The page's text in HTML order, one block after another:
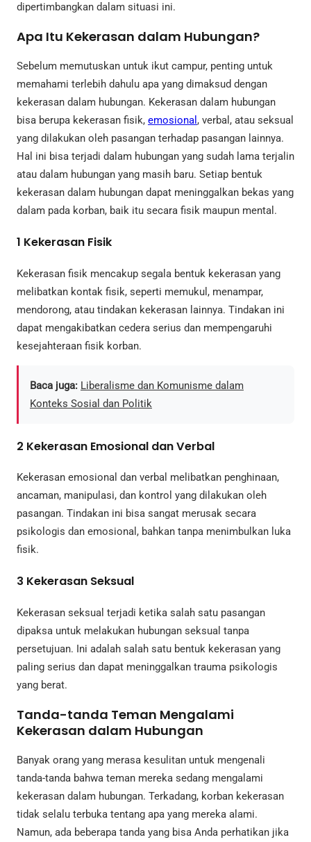
dipertimbangkan dalam situasi ini.
Apa Itu Kekerasan dalam Hubungan?
Sebelum memutuskan untuk ikut campur, penting untuk
memahami terlebih dahulu apa yang dimaksud dengan
kekerasan dalam hubungan. Kekerasan dalam hubungan
bisa berupa kekerasan fisik, emosional , verbal, atau seksual
yang dilakukan oleh pasangan terhadap pasangan lainnya.
Hal ini bisa terjadi dalam hubungan yang sudah lama terjalin
atau dalam hubungan yang masih baru. Setiap bentuk
kekerasan dalam hubungan dapat meninggalkan bekas yang
dalam pada korban, baik itu secara fisik maupun mental.
1 Kekerasan Fisik
Kekerasan fisik mencakup segala bentuk kekerasan yang
melibatkan kontak fisik, seperti memukul, menampar,
mendorong, atau tindakan kekerasan lainnya. Tindakan ini
dapat mengakibatkan cedera serius dan mempengaruhi
kesejahteraan fisik korban.
Baca juga: Liberalisme dan Komunisme dalam
Konteks Sosial dan Politik
2 Kekerasan Emosional dan Verbal
Kekerasan emosional dan verbal melibatkan penghinaan,
ancaman, manipulasi, dan kontrol yang dilakukan oleh
pasangan. Tindakan ini bisa sangat merusak secara
psikologis dan emosional, bahkan tanpa menimbulkan luka
fisik.
3 Kekerasan Seksual
Kekerasan seksual terjadi ketika salah satu pasangan
dipaksa untuk melakukan hubungan seksual tanpa
persetujuan. Ini adalah salah satu bentuk kekerasan yang
paling serius dan dapat meninggalkan trauma psikologis
yang berat.
Tanda-tanda Teman Mengalami
Kekerasan dalam Hubungan
Banyak orang yang merasa kesulitan untuk mengenali
tanda-tanda bahwa teman mereka sedang mengalami
kekerasan dalam hubungan. Terkadang, korban kekerasan
tidak selalu terbuka tentang apa yang mereka alami.
Namun, ada beberapa tanda yang bisa Anda perhatikan jika